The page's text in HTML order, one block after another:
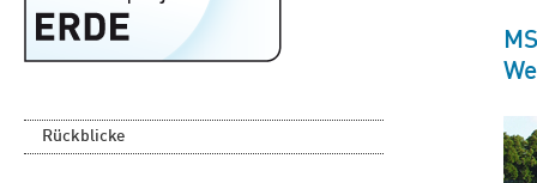
Rückblicke